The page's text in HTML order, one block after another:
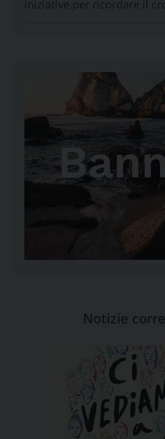
iniziative per ricordare il
Notizie